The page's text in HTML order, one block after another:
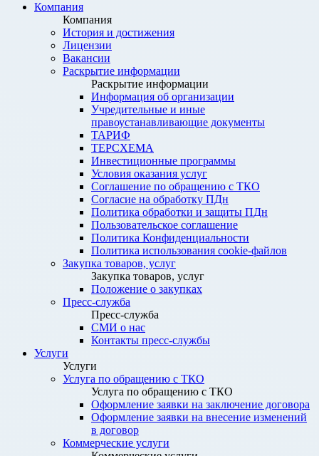
Компания
Компания
История и достижения
Лицензии
Вакансии
Раскрытие информации
Раскрытие информации
Информация об организации
Учредительные и иные
правоустанавливающие документы
ТАРИФ
ТЕРСХЕМА
Инвестиционные программы
Условия оказания услуг
Соглашение по обращению с ТКО
Согласие на обработку ПДн
Политика обработки и защиты ПДн
Пользовательское соглашение
Политика Конфиденциальности
Политика использования cookie-файлов
Закупка товаров, услуг
Закупка товаров, услуг
Положение о закупках
Пресс-служба
Пресс-служба
СМИ о нас
Контакты пресс-службы
Услуги
Услуги
Услуга по обращению с ТКО
Услуга по обращению с ТКО
Оформление заявки на заключение договора
Оформление заявки на внесение изменений
в договор
Коммерческие услуги